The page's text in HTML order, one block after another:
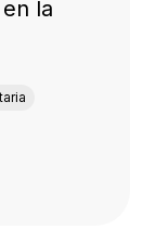
la
es la